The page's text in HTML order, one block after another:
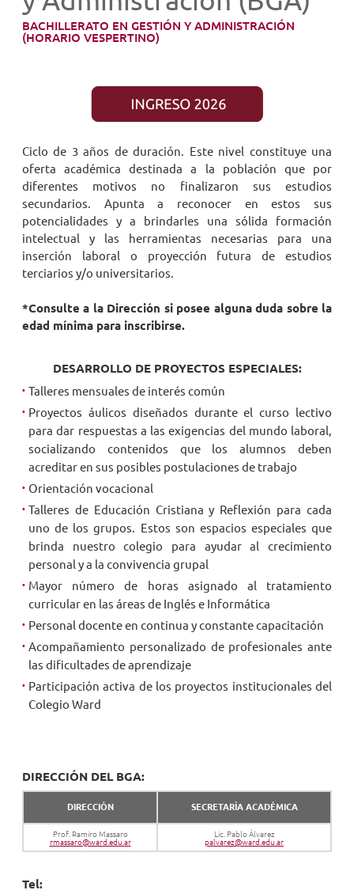
NOVEDADES
TRABAJAR AQUÍ
BACHILLERATO EN GESTIÓN Y ADMINISTRACIÓN
(HORARIO VESPERTINO)
Ciclo de 3 años de duración. Este nivel constituye una
oferta académica destinada a la población que por
diferentes motivos no finalizaron sus estudios
secundarios. Apunta a reconocer en estos sus
potencialidades y a brindarles una sólida formación
intelectual y las herramientas necesarias para una
inserción laboral o proyección futura de estudios
terciarios y/o universitarios.
*Consulte a la Dirección si posee alguna duda sobre la
edad mínima para inscribirse.
DESARROLLO DE PROYECTOS ESPECIALES:
Talleres mensuales de interés común
Proyectos áulicos diseñados durante el curso lectivo
para dar respuestas a las exigencias del mundo laboral,
socializando contenidos que los alumnos deben
acreditar en sus posibles postulaciones de trabajo
Orientación vocacional
Talleres de Educación Cristiana y Reflexión para cada
uno de los grupos. Estos son espacios especiales que
brinda nuestro colegio para ayudar al crecimiento
personal y a la convivencia grupal
Mayor número de horas asignado al tratamiento
curricular en las áreas de Inglés e Informática
Personal docente en continua y constante capacitación
Acompañamiento personalizado de profesionales ante
las dificultades de aprendizaje
Participación activa de los proyectos institucionales del
Colegio Ward
DIRECCIÓN DEL BGA:
DIRECCIÓN SECRETARÍA ACADÉMICA
Prof. Ramiro Massaro
rmassaro@ward.edu.ar
Lic. Pablo Álvarez
palvarez@ward.edu.ar
Tel: